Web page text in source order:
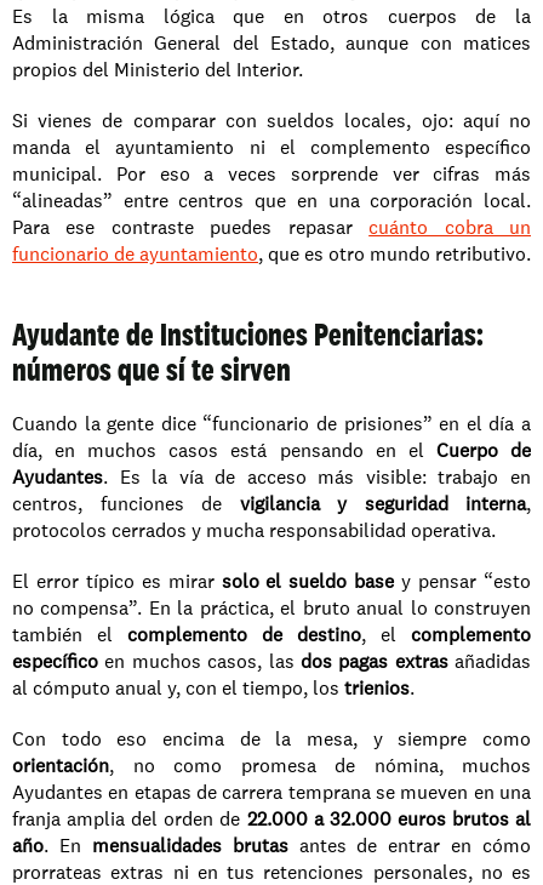
Es la misma lógica que en otros cuerpos de la
Administración General del Estado, aunque con matices
propios del Ministerio del Interior.
Si vienes de comparar con sueldos locales, ojo: aquí no
manda el ayuntamiento ni el complemento específico
municipal. Por eso a veces sorprende ver cifras más
“alineadas” entre centros que en una corporación local.
Para ese contraste puedes repasar cuánto cobra un
funcionario de ayuntamiento, que es otro mundo retributivo.
Ayudante de Instituciones Penitenciarias:
números que sí te sirven
Cuando la gente dice “funcionario de prisiones” en el día a
día, en muchos casos está pensando en el Cuerpo de
Ayudantes. Es la vía de acceso más visible: trabajo en
centros, funciones de vigilancia y seguridad interna,
protocolos cerrados y mucha responsabilidad operativa.
El error típico es mirar solo el sueldo base y pensar “esto
no compensa”. En la práctica, el bruto anual lo construyen
también el complemento de destino, el complemento
específico en muchos casos, las dos pagas extras añadidas
al cómputo anual y, con el tiempo, los trienios.
orientación, no como promesa de nómina, muchos
Ayudantes en etapas de carrera temprana se mueven en una
franja amplia del orden de 22.000 a 32.000 euros brutos al
año. En mensualidades brutas antes de entrar en cómo
prorrateas extras ni en tus retenciones personales, no es